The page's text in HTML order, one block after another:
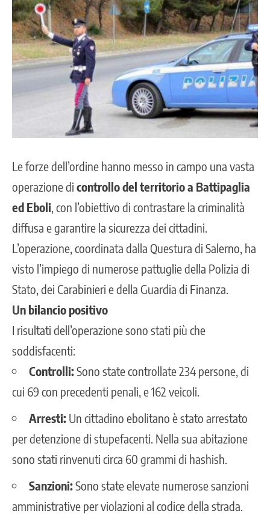
Le forze dell’ordine hanno messo in campo una vasta
operazione di controllo del territorio a Battipaglia
ed Eboli , con l’obiettivo di contrastare la criminalità
diffusa e garantire la sicurezza dei cittadini.
L’operazione, coordinata dalla Questura di Salerno, ha
visto l’impiego di numerose pattuglie della Polizia di
Stato, dei Carabinieri e della Guardia di Finanza.
Un bilancio positivo
I risultati dell’operazione sono stati più che
soddisfacenti:
Controlli:Sono state controllate 234 persone, di
cui 69 con precedenti penali, e 162 veicoli.
Arresti: Un cittadino ebolitano è stato arrestato
per detenzione di stupefacenti. Nella sua abitazione
sono stati rinvenuti circa 60 grammi di hashish.
Sanzioni:Sono state elevate numerose sanzioni
amministrative per violazioni al codice della strada.